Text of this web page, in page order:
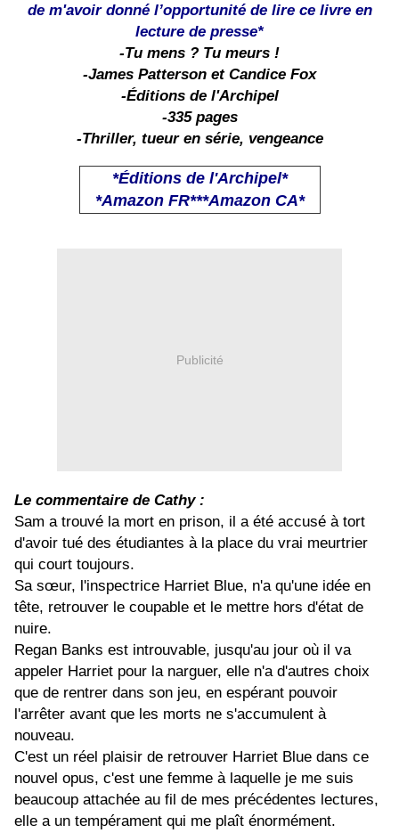
de m'avoir donné l’opportunité de lire ce livre en
lecture de presse*
-Tu mens ? Tu meurs !
-James Patterson et Candice Fox
-Éditions de l'Archipel
-335 pages
-Thriller, tueur en série, vengeance
*Éditions de l'Archipel*
*Amazon FR***Amazon CA*
Publicité
Le commentaire de Cathy :
Sam a trouvé la mort en prison, il a été accusé à tort
d'avoir tué des étudiantes à la place du vrai meurtrier
qui court toujours.
Sa sœur, l'inspectrice Harriet Blue, n'a qu'une idée en
tête, retrouver le coupable et le mettre hors d'état de
nuire.
Regan Banks est introuvable, jusqu'au jour où il va
appeler Harriet pour la narguer, elle n'a d'autres choix
que de rentrer dans son jeu, en espérant pouvoir
l'arrêter avant que les morts ne s'accumulent à
nouveau.
C'est un réel plaisir de retrouver Harriet Blue dans ce
nouvel opus, c'est une femme à laquelle je me suis
beaucoup attachée au fil de mes précédentes lectures,
elle a un tempérament qui me plaît énormément.